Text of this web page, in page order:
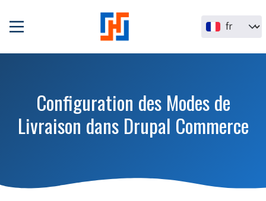
Select your
Configuration des Modes de
Livraison dans Drupal Commerce